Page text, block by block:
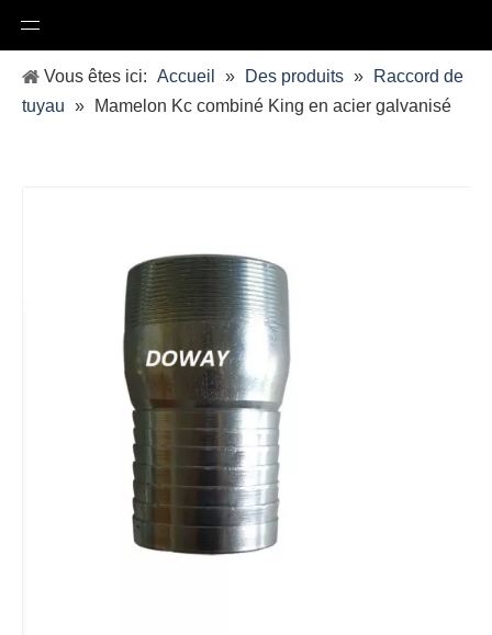
Vous êtes ici: Accueil » Des produits »
Raccord de
tuyau » Mamelon Kc combiné King en acier galvanisé